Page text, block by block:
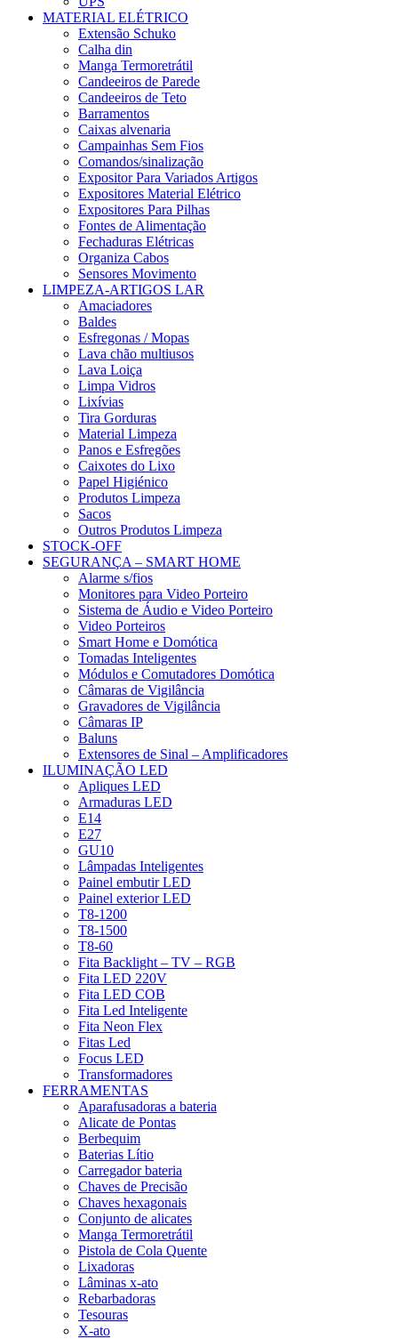
MATERIAL ELÉTRICO
Extensão Schuko
Calha din
Manga Termoretrátil
Candeeiros de Parede
Candeeiros de Teto
Barramentos
Caixas alvenaria
Campainhas Sem Fios
Comandos/sinalização
Expositor Para Variados Artigos
Expositores Material Elétrico
Expositores Para Pilhas
Fontes de Alimentação
Fechaduras Elétricas
Organiza Cabos
Sensores Movimento
LIMPEZA-ARTIGOS LAR
Amaciadores
Baldes
Esfregonas / Mopas
Lava chão multiusos
Lava Loiça
Limpa Vidros
Lixívias
Tira Gorduras
Material Limpeza
Panos e Esfregões
Caixotes do Lixo
Papel Higiénico
Produtos Limpeza
Sacos
Outros Produtos Limpeza
STOCK-OFF
SEGURANÇA – SMART HOME
Alarme s/fios
Monitores para Video Porteiro
Sistema de Áudio e Video Porteiro
Video Porteiros
Smart Home e Domótica
Tomadas Inteligentes
Módulos e Comutadores Domótica
Câmaras de Vigilância
Gravadores de Vigilância
Câmaras IP
Baluns
Extensores de Sinal – Amplificadores
ILUMINAÇÃO LED
Apliques LED
Armaduras LED
E14
E27
GU10
Lâmpadas Inteligentes
Painel embutir LED
Painel exterior LED
T8-1200
T8-1500
T8-60
Fita Backlight – TV – RGB
Fita LED 220V
Fita LED COB
Fita Led Inteligente
Fita Neon Flex
Fitas Led
Focus LED
Transformadores
FERRAMENTAS
Aparafusadoras a bateria
Alicate de Pontas
Berbequim
Baterias Lítio
Carregador bateria
Chaves de Precisão
Chaves hexagonais
Conjunto de alicates
Manga Termoretrátil
Pistola de Cola Quente
Lixadoras
Lâminas x-ato
Rebarbadoras
Tesouras
X-ato